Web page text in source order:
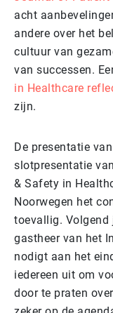
acht
andere over het
cultuur van
van successen.
in Healthcare
zijn.
De presentatie
slotpresentatie
& Safety in
Noorwegen het
toevallig. Volgend
gastheer van het
nodigt aan het
iedereen uit om
door te praten